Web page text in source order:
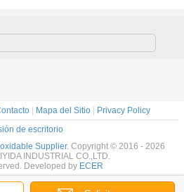
| Mapa del Sitio| Privacy Policy
de escritorio
Supplier. Copyright © 2016 - 2026
INDUSTRIAL CO.,LTD.
Developed by ECER